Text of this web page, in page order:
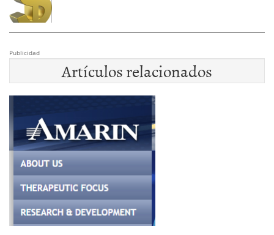
Publicidad
Artículos relacionados